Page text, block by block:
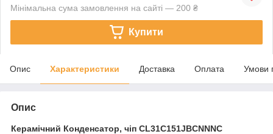
Мінімальна сума замовлення на сайті — 200 ₴
Купити
Опис Характеристики Доставка Оплата Умови
Опис
Керамічний Конденсатор, чіп CL31C151JBCNNNC